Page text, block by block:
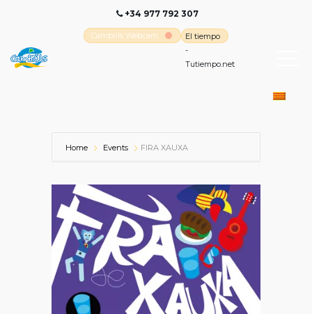
+34 977 792 307
Cambrils Webcam
El tiempo
-
Tutiempo.net
Home Events FIRA XAUXA